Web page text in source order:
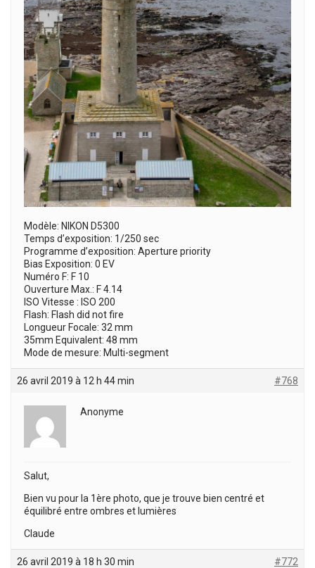
Modèle: NIKON D5300
Temps d’exposition: 1/250 sec
Programme d’exposition: Aperture priority
Bias Exposition: 0 EV
Numéro F: F 10
Ouverture Max.: F 4.14
ISO Vitesse : ISO 200
Flash: Flash did not fire
Longueur Focale: 32 mm
35mm Equivalent: 48 mm
Mode de mesure: Multi-segment
26 avril 2019 à 12 h 44 min #768
Anonyme
Salut,
Bien vu pour la 1ère photo, que je trouve bien centré et
équilibré entre ombres et lumières
Claude
26 avril 2019 à 18 h 30 min #772